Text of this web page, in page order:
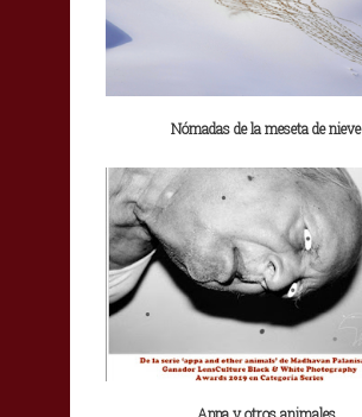
Nómadas de la meseta de nieve
Appa y otros animales